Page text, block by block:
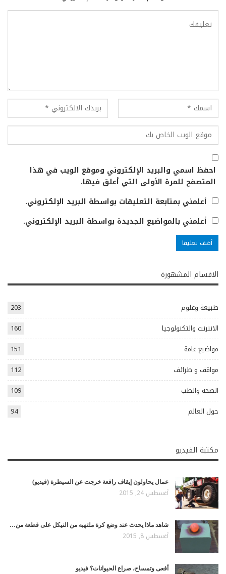
احفظ اسمي والبريد الإلكتروني وموقع الويب في هذا
المتصفح للمرة الأولى التي أعلق فيها.
أعلمني بمتابعة التعليقات بواسطة البريد الإلكتروني.
أعلمني بالمواضيع الجديدة بواسطة البريد الإلكتروني.
الاقسام المشهورة
طبيعة وعلوم
203
الانترنت والتكنولوجيا
160
مواضيع عامة
151
مواقف و طرائف
112
الصحة والطب
109
حول العالم
94
مكتبة الفيديو
عمال يحاولون إيقاف رافعة خرجت عن السيطرة (فيديو)
أغسطس 24, 2015
شاهد ماذا يحدث عند وضع كرة ملتهبه من النيكل على قطعة من…
أغسطس 8, 2015
أفعى وتمساح، صراع الحيوانات؟ فيديو